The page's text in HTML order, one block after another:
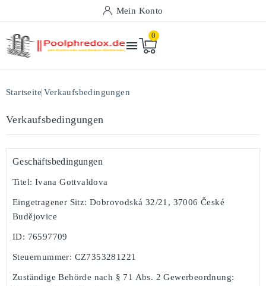
Mein Konto

0
Startseite Verkaufsbedingungen
Verkaufsbedingungen
Geschäftsbedingungen
Titel: Ivana Gottvaldova
Eingetragener Sitz: Dobrovodská 32/21, 37006 České
Budějovice
ID: 76597709
Steuernummer: CZ7353281221
Zuständige Behörde nach § 71 Abs. 2 Gewerbeordnung: